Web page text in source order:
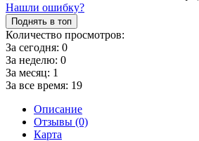
Нашли ошибку?
Поднять в топ
Количество просмотров:
За сегодня: 0
За неделю: 0
За месяц: 1
За все время: 19
Описание
Отзывы (0)
Карта